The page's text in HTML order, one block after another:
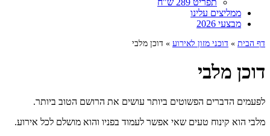
תפריט 289 ש"ח
ממליצים עלינו
מבצעי 2026
דף הבית » דוכני מזון לאירוע » דוכן מלבי
דוכן מלבי
לפעמים הדברים הפשוטים ביותר עושים את הרושם הטוב ביותר.
מלבי הוא קינוח טעים שאי אפשר לעמוד בפניו והוא מושלם לכל אירוע.